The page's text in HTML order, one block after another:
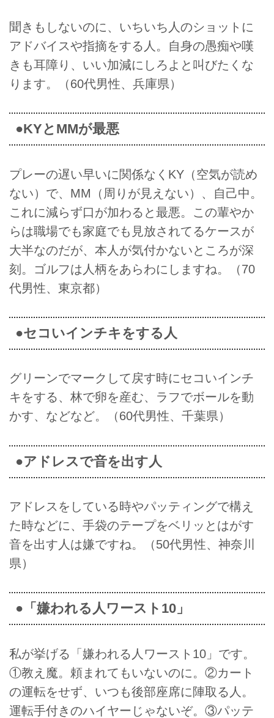
聞きもしないのに、いちいち人のショットに
アドバイスや指摘をする人。自身の愚痴や嘆
きも耳障り、いい加減にしろよと叫びたくな
ります。（60代男性、兵庫県）
●KYとMMが最悪
プレーの遅い早いに関係なくKY（空気が読め
ない）で、MM（周りが見えない）、自己中。
これに減らず口が加わると最悪。この輩やか
らは職場でも家庭でも見放されてるケースが
大半なのだが、本人が気付かないところが深
刻。ゴルフは人柄をあらわにしますね。（70
代男性、東京都）
●セコいインチキをする人
グリーンでマークして戻す時にセコいインチ
キをする、林で卵を産む、ラフでボールを動
かす、などなど。（60代男性、千葉県）
●アドレスで音を出す人
アドレスをしている時やパッティングで構え
た時などに、手袋のテープをベリッとはがす
音を出す人は嫌ですね。（50代男性、神奈川
県）
●「嫌われる人ワースト10」
私が挙げる「嫌われる人ワースト10」です。
①教え魔。頼まれてもいないのに。②カート
の運転をせず、いつも後部座席に陣取る人。
運転手付きのハイヤーじゃないぞ。③パッテ